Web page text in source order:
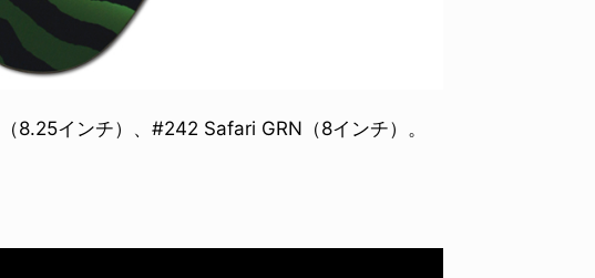
インチ）、#242 Safari GRN（8インチ）。